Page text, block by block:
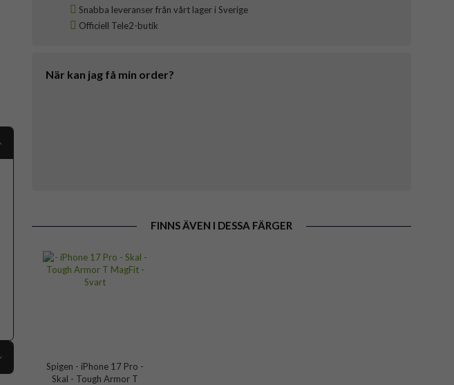
Snabba leveranser från vårt lager i Sverige
Officiell Tele2-butik
När kan jag få min order?
FINNS ÄVEN I DESSA FÄRGER
Spigen - iPhone 17 Pro -
Skal - Tough Armor T